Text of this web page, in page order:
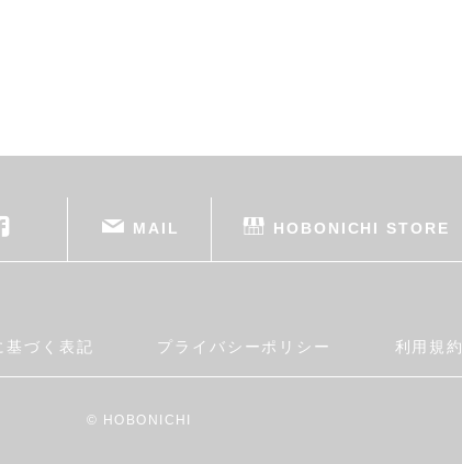
MAIL HOBONICHI STORE
基づく表記 プライバシーポリシー 利用規約
© HOBONICHI